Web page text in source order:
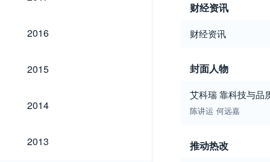
2016
2016
2015
2015
2014
2014
2013
2013
财经资讯
财经资讯
封面人物
艾科瑞 靠科技与
陈讲运 何远嘉
推动热改